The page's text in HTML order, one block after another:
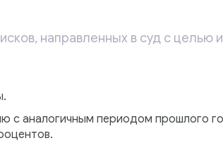
направленных в суд с целью
с аналогичным периодом прошлого